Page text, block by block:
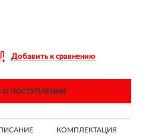
Добавить к сравнению
О ПОСТУПЛЕНИИ
КОМПЛЕКТАЦИЯ